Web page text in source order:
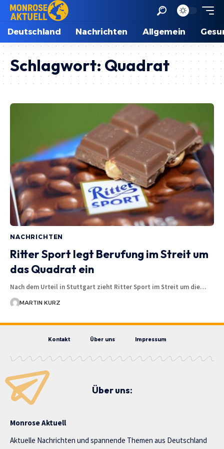
Deutschland Nachrichten Allgemein
Schlagwort:Quadrat
NACHRICHTEN
Ritter Sport legt Berufung im Streit um
das Quadrat ein
Nach dem Urteil in Stuttgart zieht Ritter Sport im Streit um die…
MARTIN KURZ
Kontakt Über uns Impressum
Über uns:
Monrose Aktuell
Aktuelle Nachrichten und spannende Themen aus Deutschland